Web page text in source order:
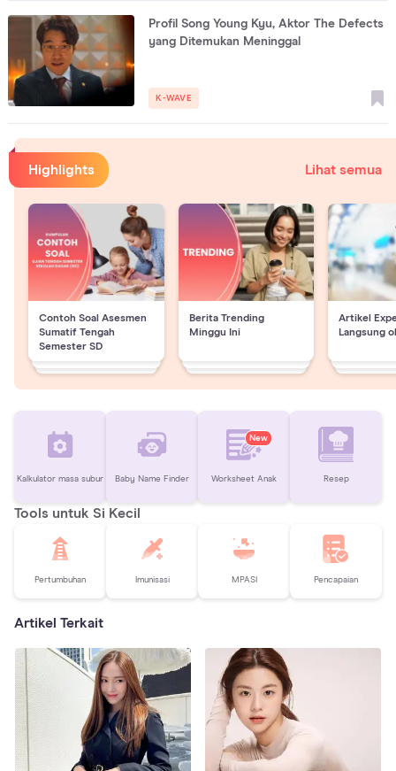
Profil Song Young Kyu, Aktor The Defects
yang Ditemukan Meninggal
K-WAVE
Highlights Lihat semua
Contoh Soal Asesmen
Sumatif Tengah
Semester SD
Berita Trending
Minggu Ini
Artikel
Langsung
Kalkulator masa subur Baby Name Finder
New
Worksheet Anak Resep
Tools untuk Si Kecil
Pertumbuhan Imunisasi MPASI Pencapaian
Artikel Terkait